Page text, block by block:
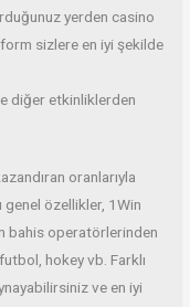
yerden casino
sizlere en iyi şekilde
diğer etkinliklerden
oranlarıyla
genel özellikler, 1Win
bahis operatörlerinden
​​hokey vb. Farklı
ve en iyi